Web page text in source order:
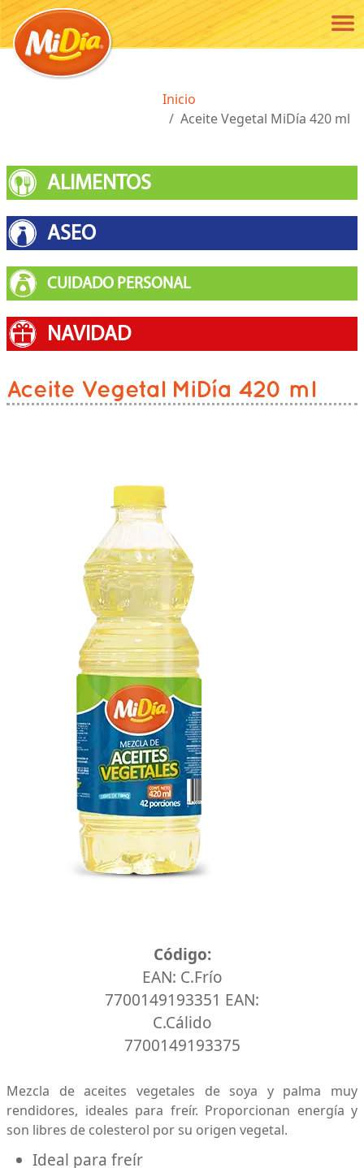
Pasar al contenido principal
Ruta de navegación
Inicio
Aceite Vegetal MiDía 420 ml
ALIMENTOS
ASEO
CUIDADO PERSONAL
NAVIDAD
Aceite Vegetal MiDía 420 ml
Código:
EAN: C.Frío
7700149193351 EAN:
C.Cálido
7700149193375
Mezcla de aceites vegetales de soya y palma muy
rendidores, ideales para freír. Proporcionan energía y
son libres de colesterol por su origen vegetal.
Ideal para freír